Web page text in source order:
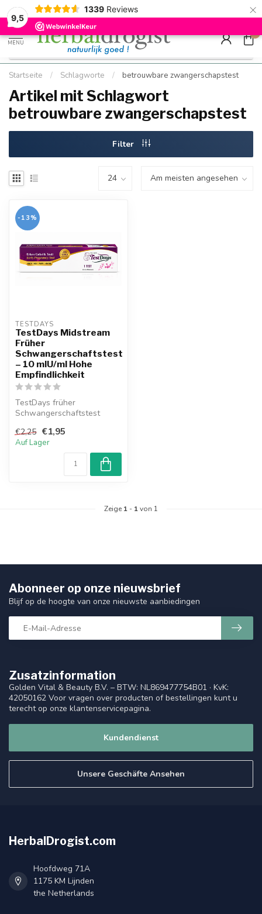
9,5
1339 Reviews ×
Kostenloser DE-Versand ab Mindestbestellwert |
Schnell geliefert
Minimum
Hızlı
MENU
0
Startseite / Schlagworte / betrouwbare zwangerschapstest
Artikel mit Schlagwort
betrouwbare zwangerschapstest
Filter
-13%
TESTDAYS
TestDays Midstream
Früher
Schwangerschaftstest
– 10 mIU/ml Hohe
Empfindlichkeit
TestDays früher
Schwangerschaftstest
Periode. 10 mIU...
€2,25 €1,95
Auf Lager
Zeige 1 - 1von 1
Zusatzinformation
Golden Vital & Beauty B.V. – BTW: NL869477754B01 · KvK:
42050162 Voor vragen over producten of bestellingen kunt u
terecht op onze klantenservicepagina.
Kundendienst
Unsere Geschäfte Ansehen
Abonneer op onze nieuwsbrief
Blijf op de hoogte van onze nieuwste aanbiedingen
HerbalDrogist.com
Hoofdweg 71A
1175 KM Lijnden
the Netherlands